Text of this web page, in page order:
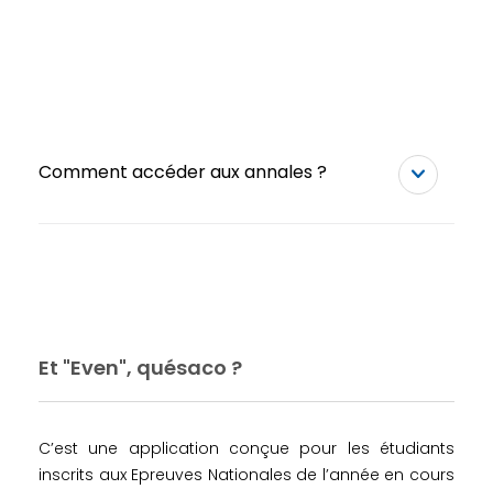
Comment accéder aux annales ?
Et "Even", quésaco ?
C’est une application conçue pour les étudiants
inscrits aux Epreuves Nationales de l’année en cours